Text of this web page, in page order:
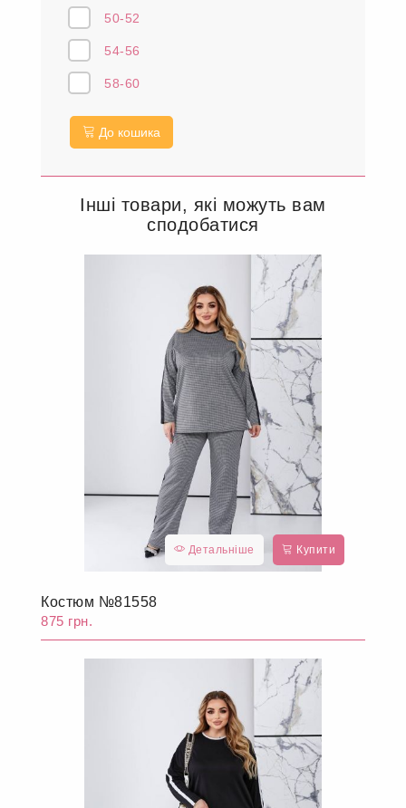
50-52
54-56
58-60
До кошика
Інші товари, які можуть вам
сподобатися
Детальніше Купити
Костюм №81558
875 грн.